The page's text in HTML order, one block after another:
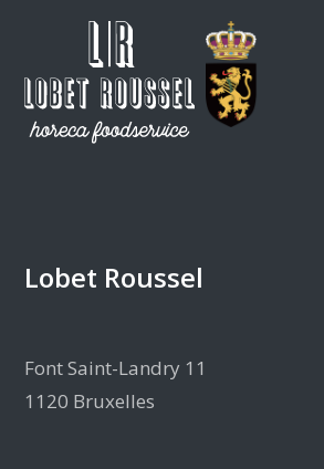
Lobet Roussel
Font Saint-Landry 11
1120 Bruxelles